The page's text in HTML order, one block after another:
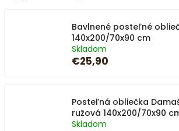
Bavlnené posteľné
140x200/70x90 cm
Skladom
€25,90
Posteľná obliečka
ružová 140x200/70x90
Skladom